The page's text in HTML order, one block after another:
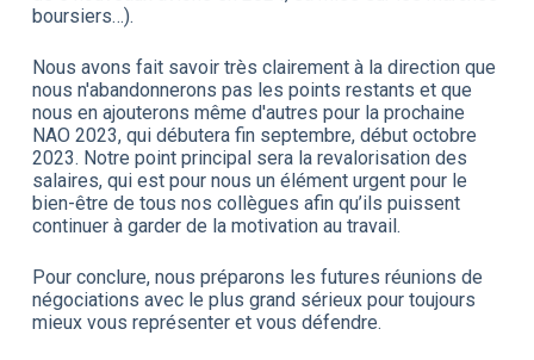
boursiers…).
Nous avons fait savoir très clairement à la direction que
nous n'abandonnerons pas les points restants et que
nous en ajouterons même d'autres pour la prochaine
NAO 2023, qui débutera fin septembre, début octobre
2023. Notre point principal sera la revalorisation des
salaires, qui est pour nous un élément urgent pour le
bien-être de tous nos collègues afin qu’ils puissent
continuer à garder de la motivation au travail.
Pour conclure, nous préparons les futures réunions de
négociations avec le plus grand sérieux pour toujours
mieux vous représenter et vous défendre.